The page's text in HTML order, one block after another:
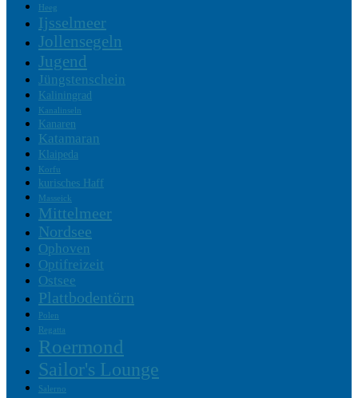
Heeg
Ijsselmeer
Jollensegeln
Jugend
Jüngstenschein
Kaliningrad
Kanalinseln
Kanaren
Katamaran
Klaipeda
Korfu
kurisches Haff
Masseick
Mittelmeer
Nordsee
Ophoven
Optifreizeit
Ostsee
Plattbodentörn
Polen
Regatta
Roermond
Sailor's Lounge
Salerno